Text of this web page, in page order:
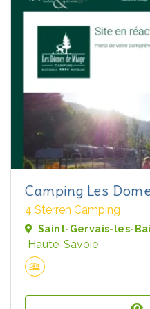
Camping Les
4 Sterren Camping
Saint-Gervais-les-
Haute-Savoie